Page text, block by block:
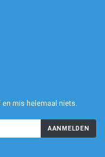
mis helemaal niets.
AANMELDEN